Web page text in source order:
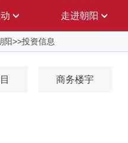
走进朝阳
阳>>投资信息
商务楼宇